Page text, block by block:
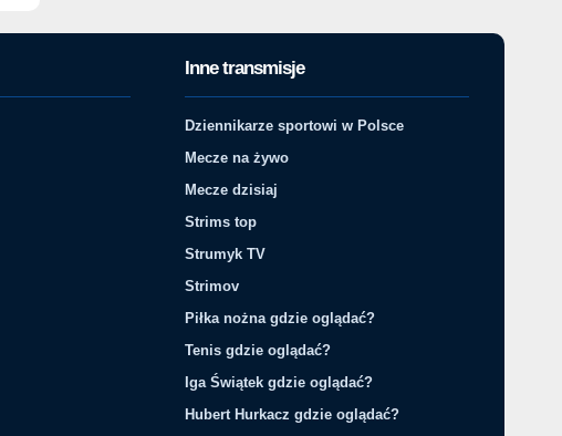
Inne transmisje
Dziennikarze sportowi w Polsce
Mecze na żywo
Mecze dzisiaj
Strims top
Strumyk TV
Strimov
Piłka nożna gdzie oglądać?
Tenis gdzie oglądać?
Iga Świątek gdzie oglądać?
Hubert Hurkacz gdzie oglądać?